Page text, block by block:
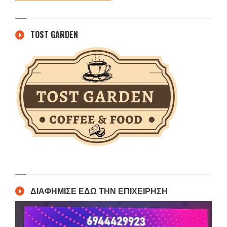
TOST GARDEN
ΔΙΑΦΗΜΙΣΕ ΕΔΩ ΤΗΝ ΕΠΙΧΕΙΡΗΣΗ